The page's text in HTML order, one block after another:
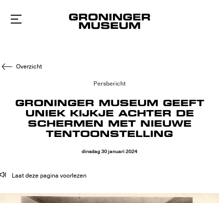
Naar
hoofdinhoud
Overzicht
Persbericht
GRONINGER MUSEUM GEEFT
UNIEK KIJKJE ACHTER DE
SCHERMEN MET NIEUWE
TENTOONSTELLING
dinsdag30januari 2024
Laat deze pagina voorlezen